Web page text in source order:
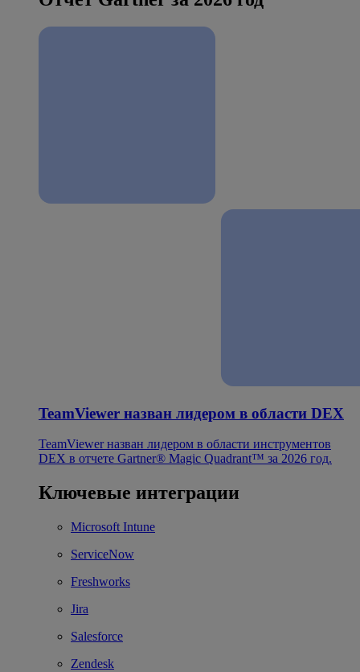
TeamViewer назван лидером в области DEX
TeamViewer назван лидером в области инструментов
DEX в отчете Gartner® Magic Quadrant™ за 2026 год.
Ключевые интеграции
Microsoft Intune
ServiceNow
Freshworks
Jira
Salesforce
Zendesk